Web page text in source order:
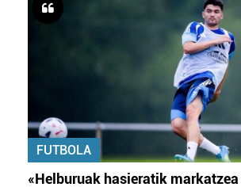
FUTBOLA
«Helburuak hasieratik